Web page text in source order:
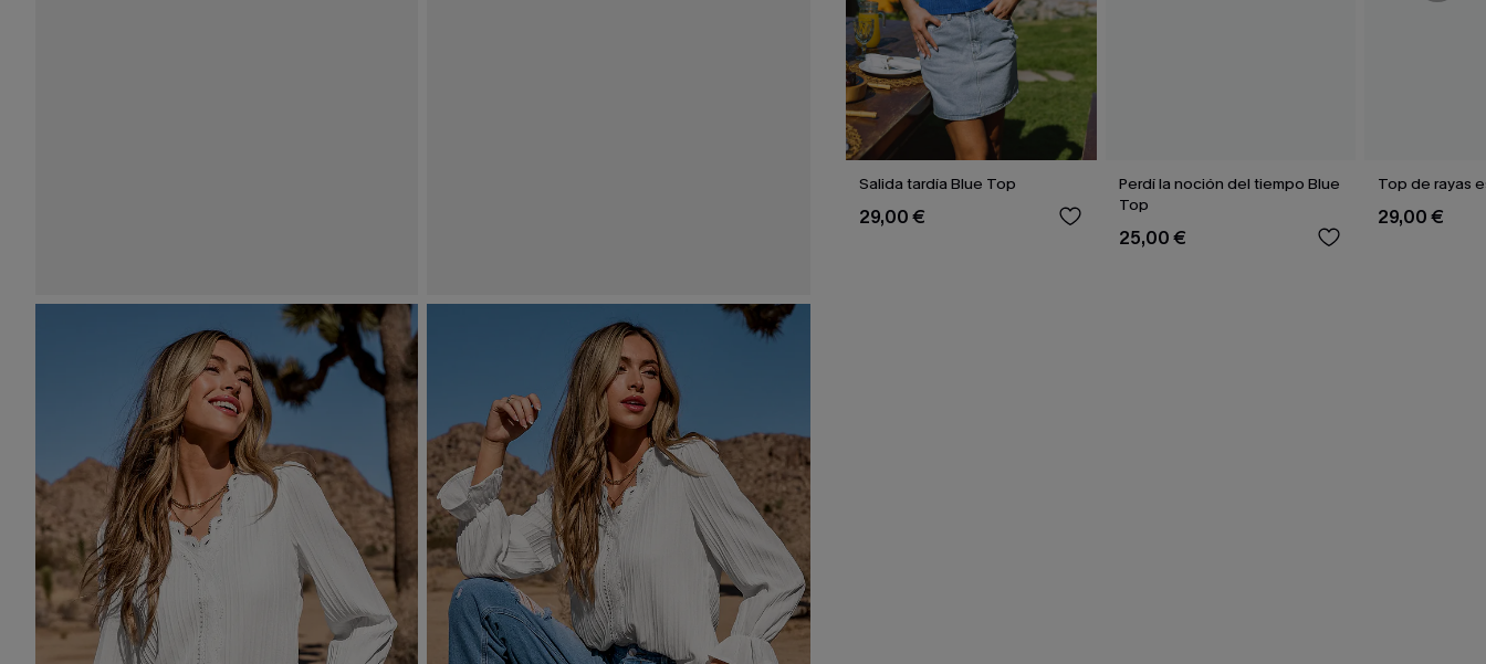
Salida tardía Blue Top
29,00 €
Perdí la noción del tiempo Blue
Top
25,00 €
Top de rayas
29,00 €